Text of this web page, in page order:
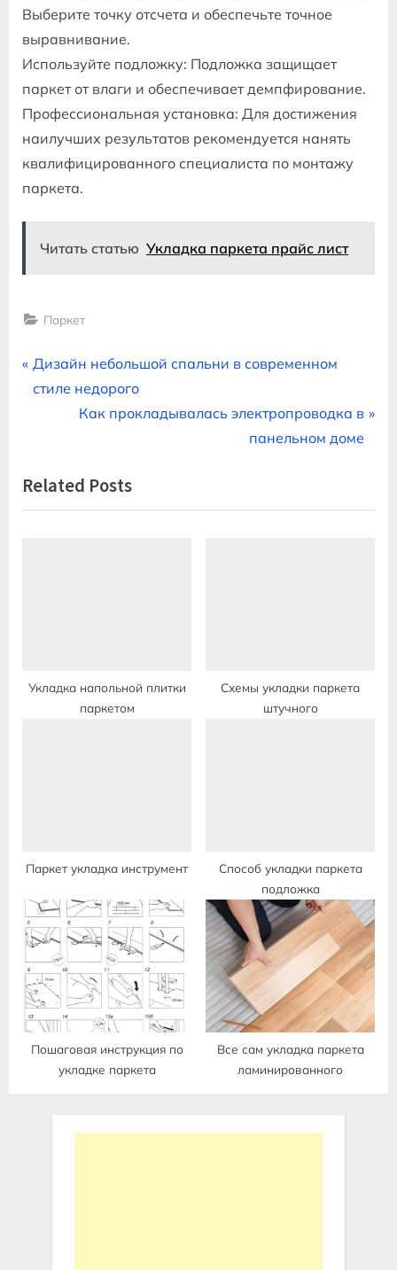
Выберите точку отсчета и обеспечьте точное
выравнивание.
Используйте подложку: Подложка защищает
паркет от влаги и обеспечивает демпфирование.
Профессиональная установка: Для достижения
наилучших результатов рекомендуется нанять
квалифицированного специалиста по монтажу
паркета.
Читать статью Укладка паркета прайс лист
Паркет
Навигация
P
r
o
u
Дизайн небольшой спальни в современном
стиле недорого
N
t
P
Как прокладывалась электропроводка в
панельном доме
Related Posts
Укладка напольной плитки
паркетом
Схемы укладки паркета
штучного
Паркет укладка инструмент
Способ укладки паркета
подложка
Пошаговая инструкция по
укладке паркета
Все сам укладка паркета
ламинированного